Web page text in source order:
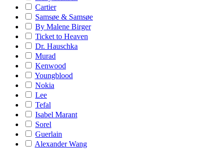
Cartier
Samsøe & Samsøe
By Malene Birger
Ticket to Heaven
Dr. Hauschka
Murad
Kenwood
Youngblood
Nokia
Lee
Tefal
Isabel Marant
Sorel
Guerlain
Alexander Wang